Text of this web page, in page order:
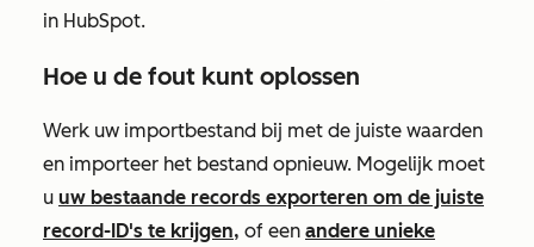
in HubSpot.
Hoe u de fout kunt oplossen
Werk uw importbestand bij met de juiste waarden
en importeer het bestand opnieuw. Mogelijk moet
u uw bestaande records exporteren om de juiste
record-ID's te krijgen, of een andere unieke